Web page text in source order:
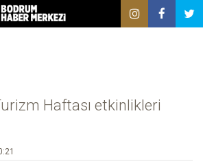
Haftası etkinlikleri